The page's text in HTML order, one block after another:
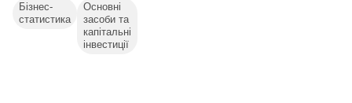
Бізнес-
статистика
Основні
засоби та
капітальні
інвестиції